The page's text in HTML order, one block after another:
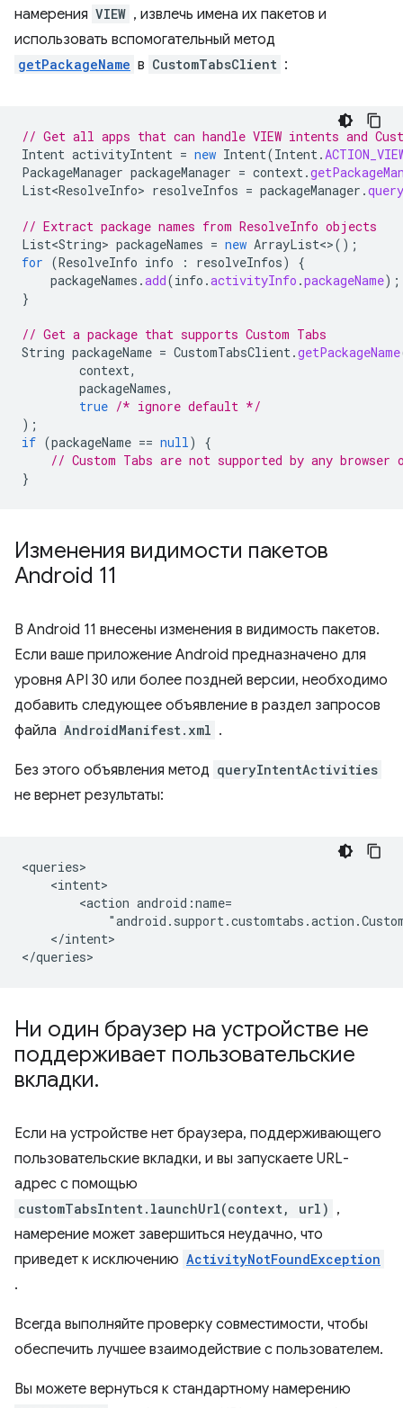
намерения VIEW , извлечь имена их пакетов и
использовать вспомогательный метод
getPackageName в CustomTabsClient :
// Get all apps that can handle VIEW intents and
Intent activityIntent = new Intent(Intent.
PackageManager packageManager = context.
List<ResolveInfo> resolveInfos = packageManager .
// Extract package names from ResolveInfo objects
List<String> packageNames = new ArrayList<>();
for (ResolveInfo info : resolveInfos)
{
packageNames .add(info .activityInfo .packageName);
}
// Get a package that supports Custom Tabs
String packageName = CustomTabsClient.getPackageName
context,
packageNames,
true /* ignore default */
);
if (packageName == null)
{
// Custom Tabs are not supported by any browser
}
Изменения видимости пакетов
Android 11
В Android 11 внесены изменения в видимость пакетов.
Если ваше приложение Android предназначено для
уровня API 30 или более поздней версии, необходимо
добавить следующее объявление в раздел запросов
файла AndroidManifest.xml .
Без этого объявления метод queryIntentActivities
не вернет результаты:
<action
</intent>
Ни один браузер на устройстве не
поддерживает пользовательские
вкладки.
Если на устройстве нет браузера, поддерживающего
пользовательские вкладки, и вы запускаете URL-
адрес с помощью
customTabsIntent.launchUrl(context, url) ,
намерение может завершиться неудачно, что
приведет к исключению ActivityNotFoundException
.
Всегда выполняйте проверку совместимости, чтобы
обеспечить лучшее взаимодействие с пользователем.
Вы можете вернуться к стандартному намерению